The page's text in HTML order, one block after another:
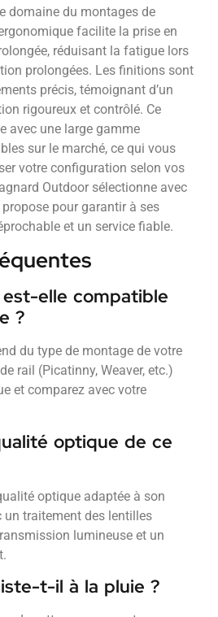
domaine du montages de
facilite la prise en
réduisant la fatigue lors
prolongées. Les finitions sont
précis, témoignant d’un
rigoureux et contrôlé. Ce
avec une large gamme
sur le marché, ce qui vous
votre configuration selon vos
Outdoor sélectionne avec
pour garantir à ses
et un service fiable.
elle compatible
?
du type de montage de votre
rail (Picatinny, Weaver, etc.)
et comparez avec votre
optique de ce
optique adaptée à son
un traitement des lentilles
lumineuse et un
t-il à la pluie ?